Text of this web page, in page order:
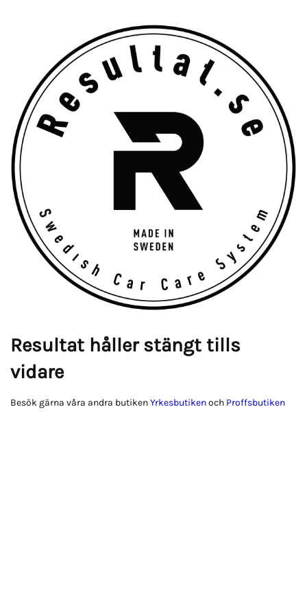
Resultat håller stängt tills
vidare
Besök gärna våra andra butikenYrkesbutikenoch Proffsbutiken